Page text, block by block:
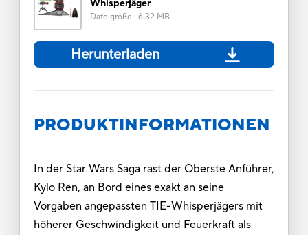
Whisperjäger
Dateigröße : 6.32 MB
Herunterladen
PRODUKTINFORMATIONEN
In der Star Wars Saga rast der Oberste Anführer,
Kylo Ren, an Bord eines exakt an seine
Vorgaben angepassten TIE-Whisperjägers mit
höherer Geschwindigkeit und Feuerkraft als